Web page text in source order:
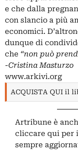
e che dalla
con slancio a più
economici.
dunque di
che “non può
-Cristina Masturzo
www.arkivi.org
ACQUISTA QUI il
Artribune è
cliccare qui per
sempre